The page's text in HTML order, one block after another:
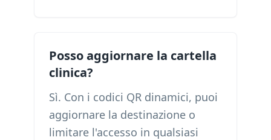
Posso aggiornare la cartella
clinica?
Sì. Con i codici QR dinamici, puoi
aggiornare la destinazione o
limitare l'accesso in qualsiasi